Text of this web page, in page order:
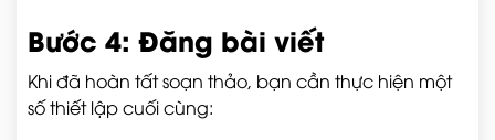
Bước 4: Đăng bài viết
Khi đã hoàn tất soạn thảo, bạn cần thực hiện một
số thiết lập cuối cùng: